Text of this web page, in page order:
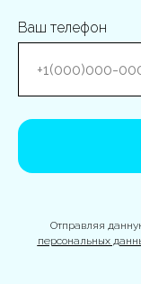
Ваш телефон
Отправляя
персональных